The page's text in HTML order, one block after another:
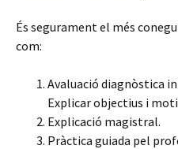
És segurament el més
com:
Avaluació diagnòstica
Explicar objectius i
Explicació magistral.
Pràctica guiada pel